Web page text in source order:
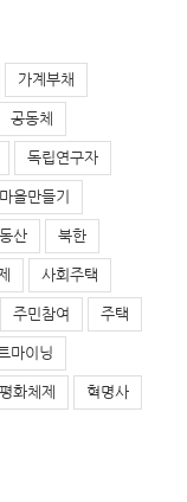
가계부채
공동체
독립연구자
마을만들기
산 북한
사회주택
주민참여 주택
마이닝
평화체제 혁명사